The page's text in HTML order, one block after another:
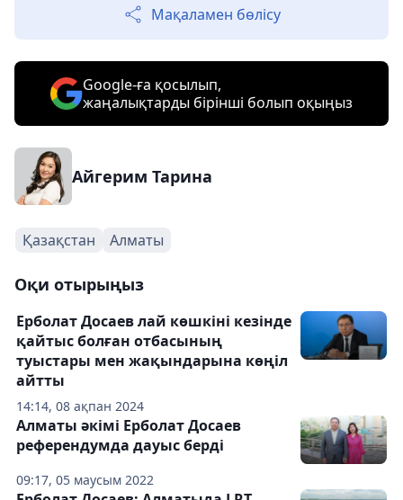
Мақаламен бөлісу
Google-ға қосылып,
жаңалықтарды бірінші болып оқыңыз
Айгерим Тарина
Қазақстан Алматы
Оқи отырыңыз
14:14, 08 ақпан 2024
Ерболат Досаев лай көшкіні кезінде
қайтыс болған отбасының
туыстары мен жақындарына көңіл
айтты
09:17, 05 маусым 2022
Алматы әкімі Ерболат Досаев
референдумда дауыс берді